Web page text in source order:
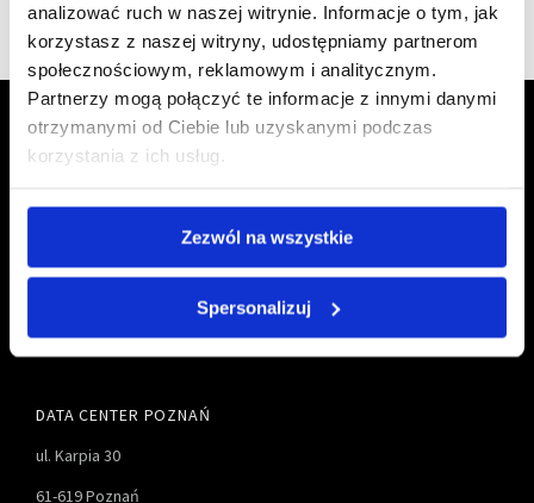
analizować ruch w naszej witrynie. Informacje o tym, jak
korzystasz z naszej witryny, udostępniamy partnerom
społecznościowym, reklamowym i analitycznym.
Partnerzy mogą połączyć te informacje z innymi danymi
otrzymanymi od Ciebie lub uzyskanymi podczas
korzystania z ich usług.
Zezwól na wszystkie
Spersonalizuj
61-619 Poznań
61 827-55-01
biuro@talex.pl
DATA CENTER POZNAŃ
ul. Karpia 30
61-619 Poznań